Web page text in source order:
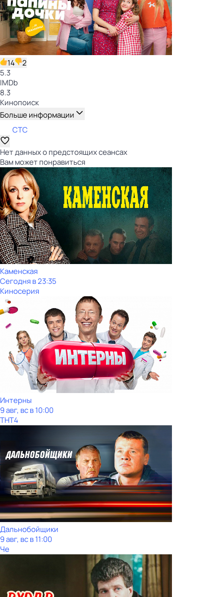
14
2
5.3
IMDb
8.3
Кинопоиск
Больше информации
СТС
Нет данных о предстоящих сеансах
Вам может понравиться
Каменская
Сегодня в 23:35
Киносерия
Интерны
9 авг, вс в 10:00
ТНТ4
Дальнобойщики
9 авг, вс в 11:00
Че